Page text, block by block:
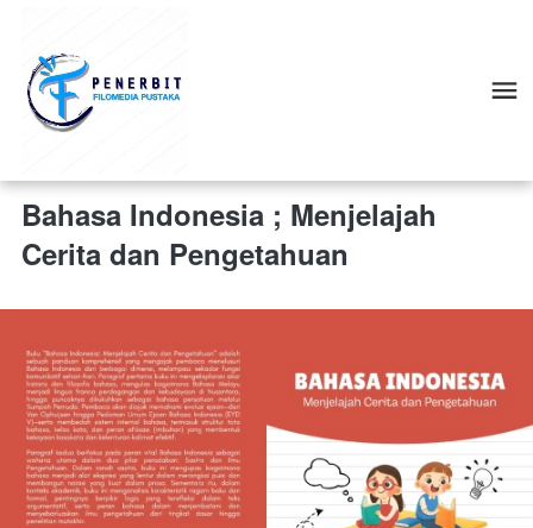
Bahasa Indonesia ; Menjelajah
Cerita dan Pengetahuan